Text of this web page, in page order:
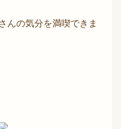
んの気分を満喫できま